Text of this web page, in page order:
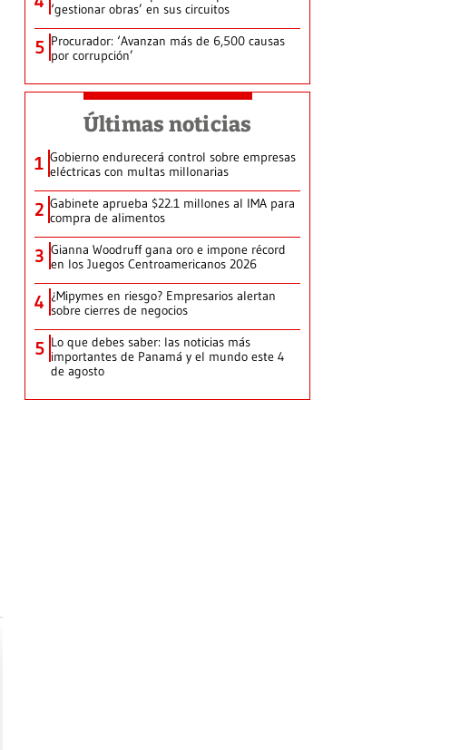
‘gestionar obras’ en sus circuitos
5 Procurador: ‘Avanzan más de 6,500 causas
por corrupción’
Últimas noticias
1 Gobierno endurecerá control sobre empresas
eléctricas con multas millonarias
2 Gabinete aprueba $22.1 millones al IMA para
compra de alimentos
3 Gianna Woodruff gana oro e impone récord
en los Juegos Centroamericanos 2026
4 ¿Mipymes en riesgo? Empresarios alertan
sobre cierres de negocios
5 Lo que debes saber: las noticias más
importantes de Panamá y el mundo este 4
de agosto